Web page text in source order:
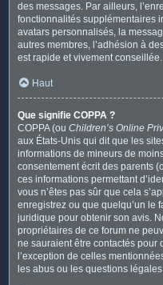
des messages. Par ailleurs,
fonctionnalités supplémentaires
avatars personnalisés, la
autres membres, l’adhésion à
est rapide et vivement conseillée.
Haut
Que signifie COPPA ?
COPPA (ou Children’s Online
aux États-Unis qui dit que les
informations de mineurs de
consentement écrit des parents
ces informations permettant
vous n’êtes pas sûr que cela
enregistrez ou que quelqu’un le
juridique pour obtenir son avis.
propriétaires de ce forum ne
ne sauraient être contactés pour
l’exception de celles
les abus ou les questions